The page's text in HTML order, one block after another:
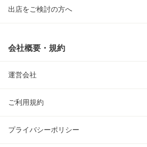
出店をご検討の方へ
会社概要・規約
運営会社
ご利用規約
プライバシーポリシー